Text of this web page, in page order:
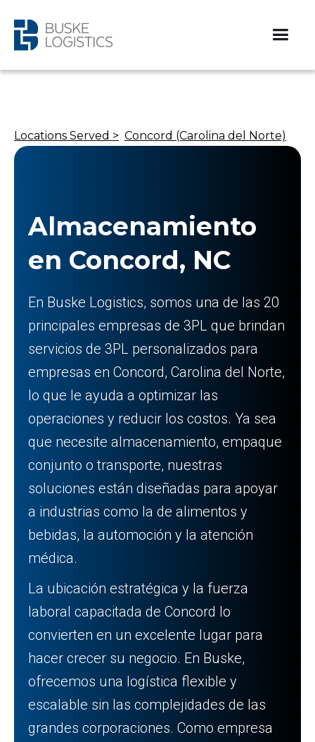
Locations Served > Concord (Carolina del Norte)
Almacenamiento
en Concord, NC
En Buske Logistics, somos una de las 20
principales empresas de 3PL que brindan
servicios de 3PL personalizados para
empresas en Concord, Carolina del Norte,
lo que le ayuda a optimizar las
operaciones y reducir los costos. Ya sea
que necesite almacenamiento, empaque
conjunto o transporte, nuestras
soluciones están diseñadas para apoyar
a industrias como la de alimentos y
bebidas, la automoción y la atención
médica.
La ubicación estratégica y la fuerza
laboral capacitada de Concord lo
convierten en un excelente lugar para
hacer crecer su negocio. En Buske,
ofrecemos una logística flexible y
escalable sin las complejidades de las
grandes corporaciones. Como empresa